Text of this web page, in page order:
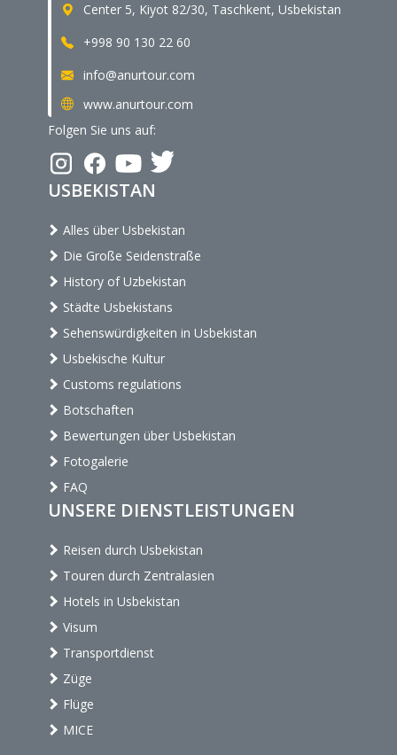
Center 5, Kiyot 82/30, Taschkent, Usbekistan
+998 90 130 22 60
info@anurtour.com
www.anurtour.com
Folgen Sie uns auf:
USBEKISTAN
Alles über Usbekistan
Die Große Seidenstraße
History of Uzbekistan
Städte Usbekistans
Sehenswürdigkeiten in Usbekistan
Usbekische Kultur
Customs regulations
Botschaften
Bewertungen über Usbekistan
Fotogalerie
FAQ
UNSERE DIENSTLEISTUNGEN
Reisen durch Usbekistan
Touren durch Zentralasien
Hotels in Usbekistan
Visum
Transportdienst
Züge
Flüge
MICE